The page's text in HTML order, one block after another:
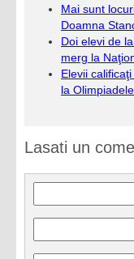
Mai sunt
Doamna
Doi elevi de
merg la
Elevii
la
Lasati un